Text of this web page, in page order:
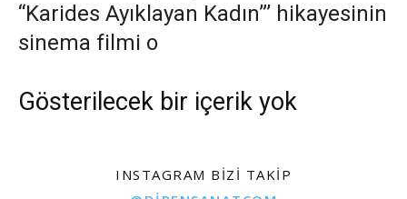
“Karides Ayıklayan Kadın”’ hikayesinin
sinema filmi o
Gösterilecek bir içerik yok
INSTAGRAM BIZI TAKIP